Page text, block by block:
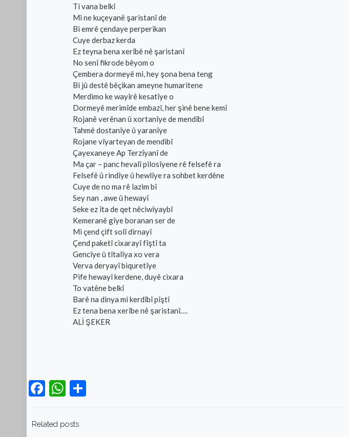
Ti vana belkî
Mi ne kuçeyanê şaristanî de
Bi emrê çendaye perperikan
Cuye derbaz kerda
Ez teyna bena xerîbê nê şaristanî
No senî fikrode bêyom o
Çembera dormeyê mi, hey şona bena teng
Bi jû destê bêçikan ameyne humaritene
Merdimo ke wayîrê kesatîye o
Dormeyê merimîde embazî, her şinê bene kemî
Rojanê verênan û xortanîye de mendîbî
Tahmê dostanîye û yaranîye
Rojane vîyarteyan de mendibî
Çayexaneye Ap Terzîyanî de
Ma çar – panc hevalî pilosîyene rê felsefê ra
Felsefê û rindîye û hewlîye ra sohbet kerdêne
Cuye de no ma rê lazim bî
Sey nan , awe û hewayî
Seke ez îta de qet nêciwîyaybî
Kemeranê gîye boranan ser de
Mi çend çift solî dirnayî
Çend paketî cixarayî fîştî ta
Gencîye û tîtalîya xo vera
Verva deryayî biquretîye
Pife hewayî kerdene, duyê cixara
To vatêne belkî
Barê na dinya mi kerdîbî pîştî
Ez tena bena xerîbe nê şaristanî….
ALİ ŞEKER
Facebook
WhatsApp
Related posts